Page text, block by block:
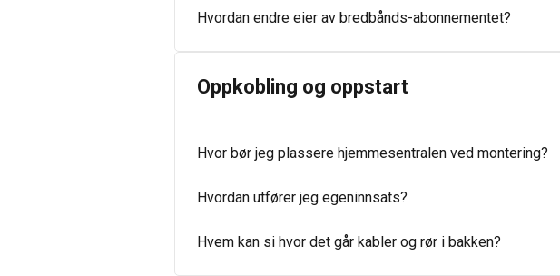
Hvordan endre eier av bredbånds-abonnementet?
Oppkobling og oppstart
Hvor bør jeg plassere hjemmesentralen ved montering?
Hvordan utfører jeg egeninnsats?
Hvem kan si hvor det går kabler og rør i bakken?